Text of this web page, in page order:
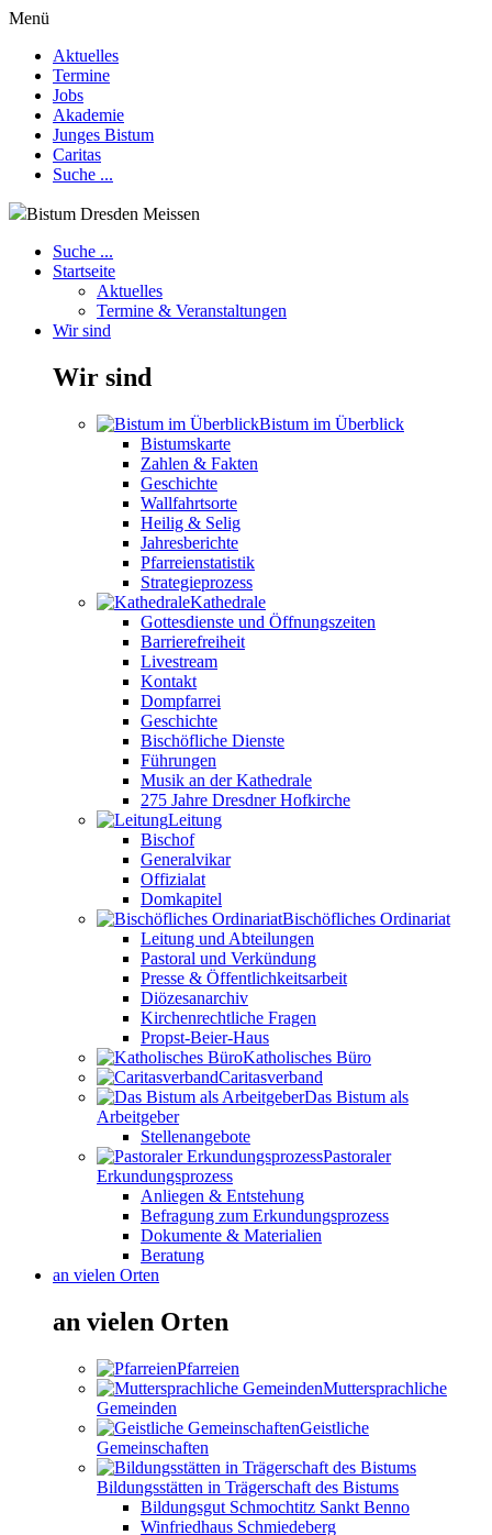
Menü
Aktuelles
Termine
Jobs
Akademie
Junges Bistum
Caritas
Suche ...
Bistum Dresden Meissen
Suche ...
Startseite
Aktuelles
Termine & Veranstaltungen
Wir sind
Wir sind
Bistum im Überblick
Bistumskarte
Zahlen & Fakten
Geschichte
Wallfahrtsorte
Heilig & Selig
Jahresberichte
Pfarreienstatistik
Strategieprozess
Kathedrale
Gottesdienste und Öffnungszeiten
Barrierefreiheit
Livestream
Kontakt
Dompfarrei
Geschichte
Bischöfliche Dienste
Führungen
Musik an der Kathedrale
275 Jahre Dresdner Hofkirche
Leitung
Bischof
Generalvikar
Offizialat
Domkapitel
Bischöfliches Ordinariat
Leitung und Abteilungen
Pastoral und Verkündung
Presse & Öffentlichkeitsarbeit
Diözesanarchiv
Kirchenrechtliche Fragen
Propst-Beier-Haus
Katholisches Büro
Caritasverband
Das Bistum als
Arbeitgeber
Stellenangebote
Pastoraler
Erkundungsprozess
Anliegen & Entstehung
Befragung zum Erkundungsprozess
Dokumente & Materialien
Beratung
an vielen Orten
an vielen Orten
Pfarreien
Muttersprachliche
Gemeinden
Geistliche
Gemeinschaften
Bildungsstätten in Trägerschaft des Bistums
Bildungsgut Schmochtitz Sankt Benno
Winfriedhaus Schmiedeberg